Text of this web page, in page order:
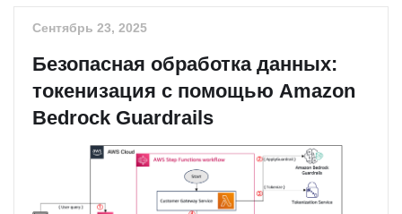
Сентябрь 23, 2025
Безопасная обработка данных:
токенизация с помощью Amazon
Bedrock Guardrails